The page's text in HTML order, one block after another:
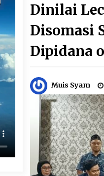
Dinilai
Disomasi
Dipidana
Muis Syam